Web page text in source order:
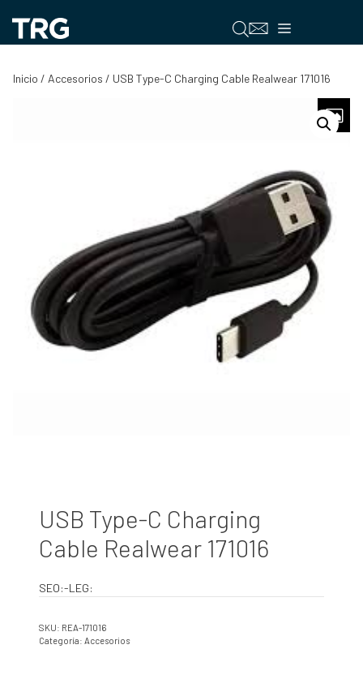
contenido
Menú
Inicio / Accesorios / USB Type-C Charging Cable Realwear 171016
USB Type-C Charging
Cable Realwear 171016
SEO:-LEG:
SKU: REA-171016
Categoría: Accesorios